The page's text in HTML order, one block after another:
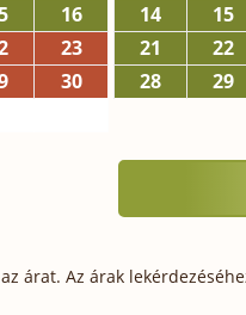
16
23
30
14
15
21
22
28
29
árat. Az árak